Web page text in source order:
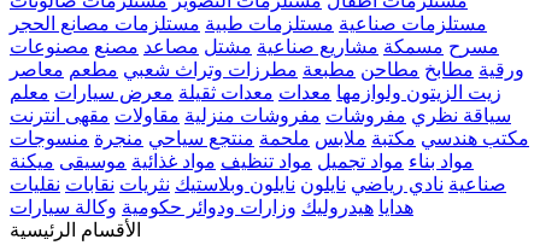
مستلزمات صناعية مستلزمات طبية مستلزمات مصانع الحجر
مسرح مسمكة مشاريع صناعية مشتل مصاعد مصنع مصنوعات
ورقية مطابخ مطاحن مطبعة مطرزات وتراث شعبي مطعم معاصر
زيت الزيتون ولوازمها معدات معدات ثقيلة معرض سيارات معلم
سياقة نظري مفروشات مفروشات منزلية مقاولات مقهى انترنت
مكتب هندسي مكتبة ملابس ملحمة منتجع سياحي منجرة منسوجات
مواد بناء مواد تجميل مواد تنظيف مواد غذائية موسيقى ميكنة
صناعية نادي رياضي نايلون نايلون وبلاستيك نثريات نقابات نقليات
هدايا هيدروليك وزارات ودوائر حكومية وكالة سيارات
الأقسام الرئيسية